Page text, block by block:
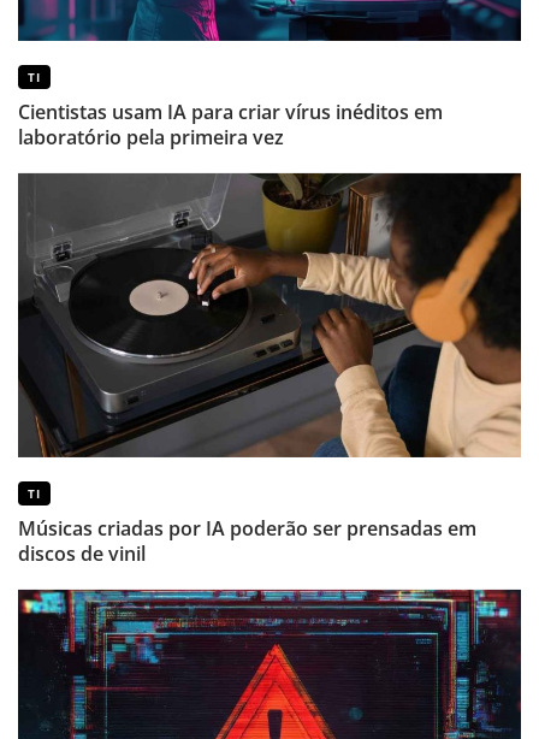
TI
Cientistas usam IA para criar vírus inéditos em
laboratório pela primeira vez
TI
Músicas criadas por IA poderão ser prensadas em
discos de vinil